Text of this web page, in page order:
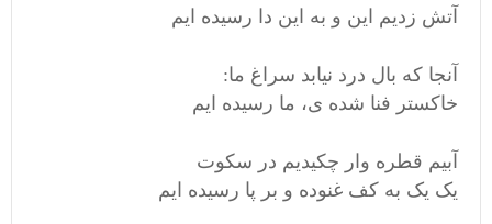
آتش زدیم این و به این دا رسیده ایم
آنجا که بال درد نیابد سراغ ما:
خاکستر فنا شده ی، ما رسیده ایم
آبیم قطره وار چکیدیم در سکوت
یک یک به کف غنوده و بر پا رسیده ایم